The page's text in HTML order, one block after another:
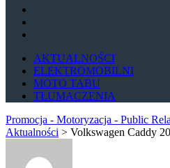
AKTUALNOŚCI
ELEKTROMOBILNI
MOTO TABU
TŁUMACZENIA
Promocja - Motoryzacja - Public
Aktualności > Volkswagen Caddy